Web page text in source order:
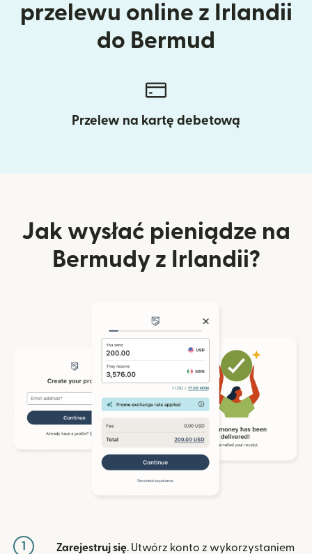
przelewu online z Irlandii
do Bermud
Przelew na kartę debetową
Jak wysłać pieniądze na
Bermudy z Irlandii?
1 Zarejestruj się. Utwórz konto z wykorzystaniem